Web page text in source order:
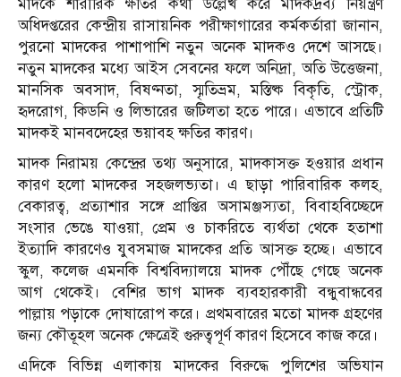
মাদকে শারীরিক ক্ষতির কথা উল্লেখ করে মাদকদ্রব্য নিয়ন্ত্রণ
অধিদপ্তরের কেন্দ্রীয় রাসায়নিক পরীক্ষাগারের কর্মকর্তারা জানান,
পুরনো মাদকের পাশাপাশি নতুন অনেক মাদকও দেশে আসছে।
নতুন মাদকের মধ্যে আইস সেবনের ফলে অনিদ্রা, অতি উত্তেজনা,
মানসিক অবসাদ, বিষণ্নতা, স্মৃতিভ্রম, মস্তিষ্ক বিকৃতি, স্ট্রোক,
হৃদরোগ, কিডনি ও লিভারের জটিলতা হতে পারে। এভাবে প্রতিটি
মাদকই মানবদেহের ভয়াবহ ক্ষতির কারণ।
মাদক নিরাময় কেন্দ্রের তথ্য অনুসারে, মাদকাসক্ত হওয়ার প্রধান
কারণ হলো মাদকের সহজলভ্যতা। এ ছাড়া পারিবারিক কলহ,
বেকারত্ব, প্রত্যাশার সঙ্গে প্রাপ্তির অসামঞ্জস্যতা, বিবাহবিচ্ছেদে
সংসার ভেঙে যাওয়া, প্রেম ও চাকরিতে ব্যর্থতা থেকে হতাশা
ইত্যাদি কারণেও যুবসমাজ মাদকের প্রতি আসক্ত হচ্ছে। এভাবে
স্কুল, কলেজ এমনকি বিশ্ববিদ্যালয়ে মাদক পৌঁছে গেছে অনেক
আগ থেকেই। বেশির ভাগ মাদক ব্যবহারকারী বন্ধুবান্ধবের
পাল্লায় পড়াকে দোষারোপ করে। প্রথমবারের মতো মাদক গ্রহণের
জন্য কৌতূহল অনেক ক্ষেত্রেই গুরুত্বপূর্ণ কারণ হিসেবে কাজ করে।
এদিকে বিভিন্ন এলাকায় মাদকের বিরুদ্ধে পুলিশের অভিযান